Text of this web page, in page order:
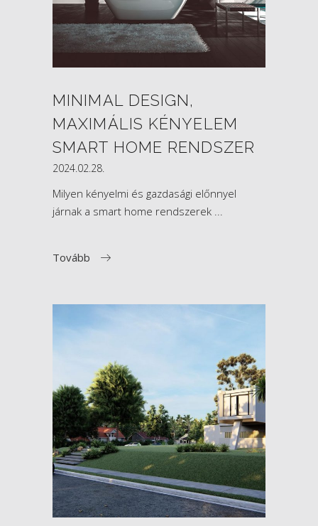
MINIMAL DESIGN,
MAXIMÁLIS KÉNYELEM
SMART HOME RENDSZER
2024.02.28.
Milyen kényelmi és gazdasági előnnyel
járnak a smart home rendszerek
Tovább